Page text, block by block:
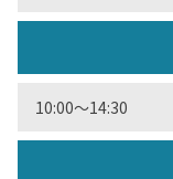
10:00〜14:30